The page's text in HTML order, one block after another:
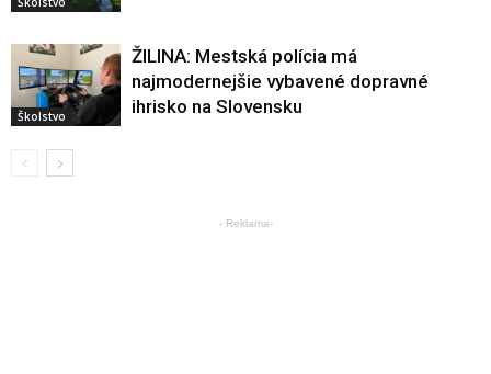
Školstvo
ŽILINA: Mestská polícia má
najmodernejšie vybavené dopravné
ihrisko na Slovensku
- Reklama-